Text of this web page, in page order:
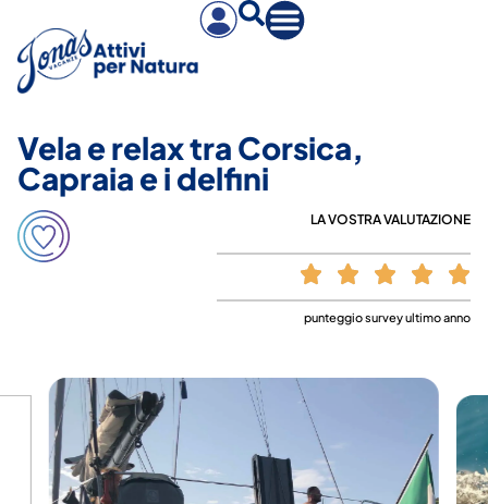
Vela e relax tra Corsica,
Capraia e i delfini
LA VOSTRA VALUTAZIONE
punteggio survey ultimo anno